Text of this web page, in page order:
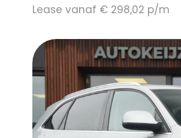
Lease vanaf € 298,02 p/m